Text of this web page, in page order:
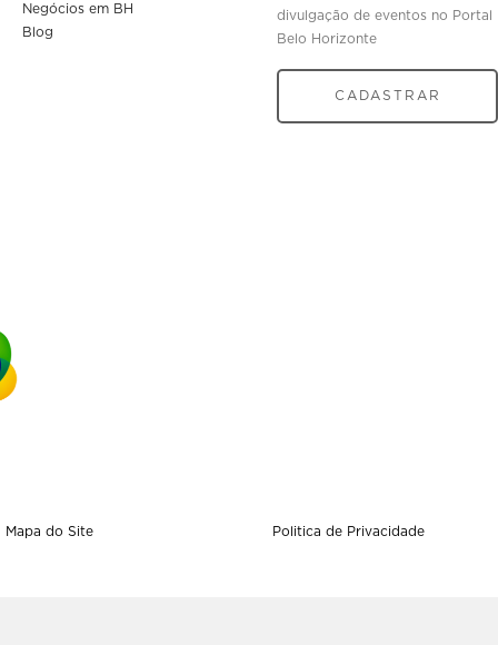
Negócios em BH
Blog
divulgação de eventos no Portal
Belo Horizonte
CADASTRAR
Mapa do Site Politica de Privacidade